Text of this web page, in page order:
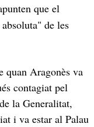
que el
de les
quan Aragonès va
contagiat pel
la Generalitat,
i va estar al Palau